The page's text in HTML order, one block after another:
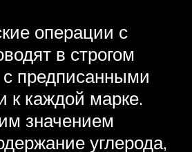
операции с
в строгом
с предписанными
к каждой марке.
значением
углерода,